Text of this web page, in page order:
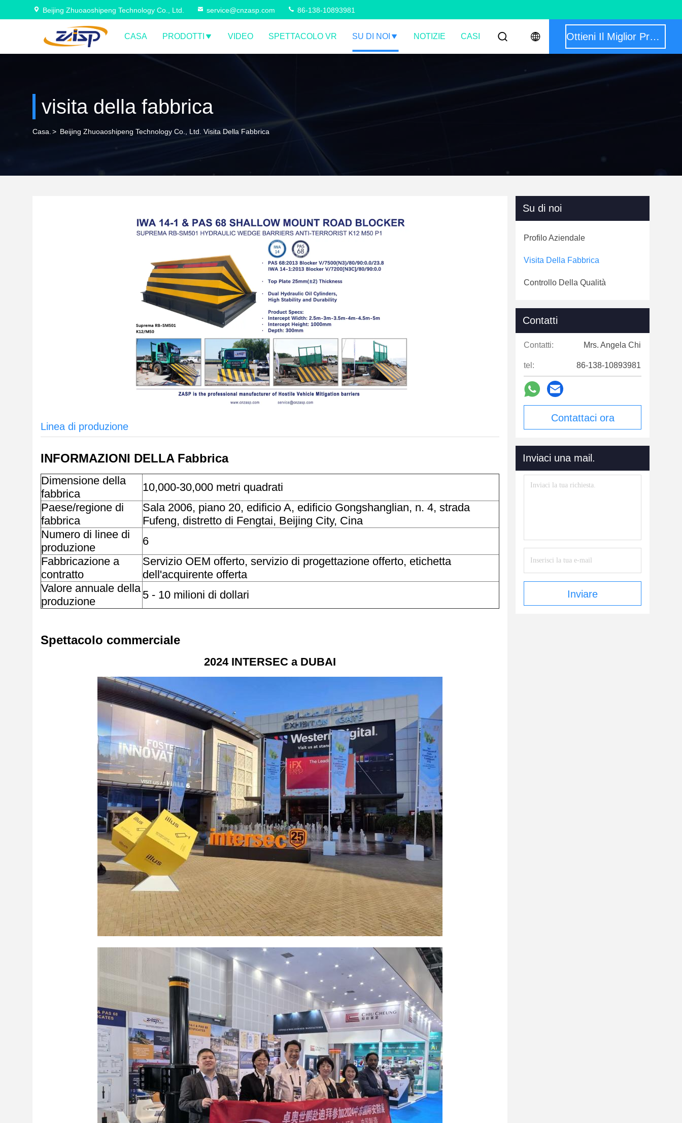
Beijing Zhuoaoshipeng Technology Co., Ltd. service@cnzasp.com 86-138-10893981
CASA PRODOTTI VIDEO SPETTACOLO VR SU DI NOI NOTIZIE CASI Ottieni Il Miglior Prezzo
visita della fabbrica
Casa. > Beijing Zhuoaoshipeng Technology Co., Ltd. Visita Della Fabbrica
Linea di produzione
INFORMAZIONI DELLA Fabbrica
Dimensione della
fabbrica
10,000-30,000 metri quadrati
Paese/regione di
fabbrica
Sala 2006, piano 20, edificio A, edificio Gongshanglian, n. 4, strada
Fufeng, distretto di Fengtai, Beijing City, Cina
Numero di linee di
produzione
6
Fabbricazione a
contratto
Servizio OEM offerto, servizio di progettazione offerto, etichetta
dell'acquirente offerta
Valore annuale della
produzione
5 - 10 milioni di dollari
Spettacolo commerciale
2024 INTERSEC a DUBAI
Su di noi
Profilo Aziendale
Visita Della Fabbrica
Controllo Della Qualità
Contatti
Contatti: Mrs. Angela Chi
tel: 86-138-10893981
Contattaci ora
Inviaci una mail.
Inviare